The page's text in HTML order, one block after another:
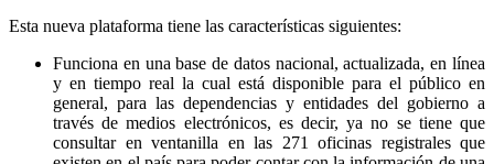
Esta nueva plataforma tiene las características siguientes:
Funciona en una base de datos nacional, actualizada, en línea
y en tiempo real la cual está disponible para el público en
general, para las dependencias y entidades del gobierno a
través de medios electrónicos, es decir, ya no se tiene que
consultar en ventanilla en las 271 oficinas registrales que